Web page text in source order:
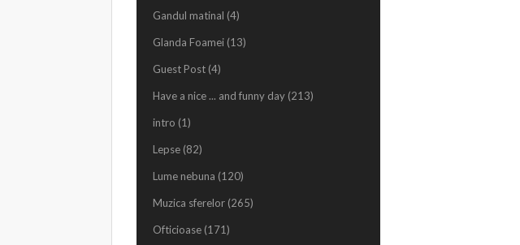
Gandul matinal (4)
Glanda Foamei (13)
Guest Post (4)
Have a nice ... and funny day (213)
intro (1)
Lepse (82)
Lume nebuna (120)
Muzica sferelor (265)
Ofticioase (171)